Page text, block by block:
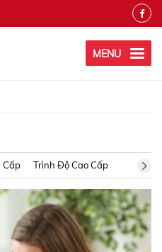
MENU
Cấp Trình Độ Cao Cấp